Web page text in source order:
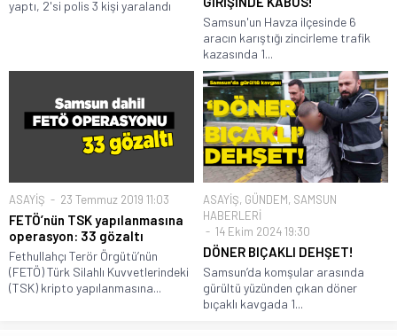
yaptı, 2'si polis 3 kişi yaralandı
Samsun'un Havza ilçesinde 6
aracın karıştığı zincirleme trafik
kazasında 1...
ASAYİŞ 23 Temmuz 2019 11:03
FETÖ’nün TSK yapılanmasına
operasyon: 33 gözaltı
Fethullahçı Terör Örgütü’nün
(FETÖ) Türk Silahlı Kuvvetlerindeki
(TSK) kripto yapılanmasına...
ASAYİŞ, GÜNDEM, SAMSUN
HABERLERİ
14 Ekim 2024 19:30
DÖNER BIÇAKLI DEHŞET!
Samsun’da komşular arasında
gürültü yüzünden çıkan döner
bıçaklı kavgada 1...